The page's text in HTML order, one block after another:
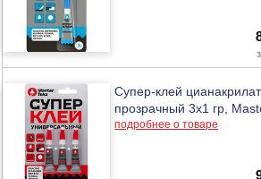
Супер-клей
прозрачный 3х1 гр,
подробнее о товаре